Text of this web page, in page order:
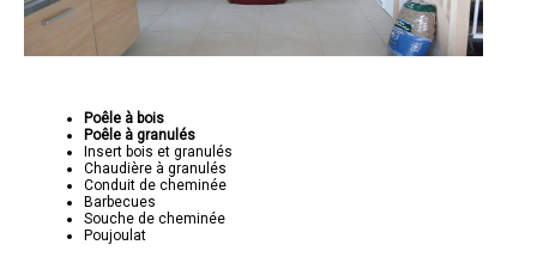
Poêle à bois
Poêle à granulés
Insert bois et granulés
Chaudière à granulés
Conduit de cheminée
Barbecues
Souche de cheminée
Poujoulat